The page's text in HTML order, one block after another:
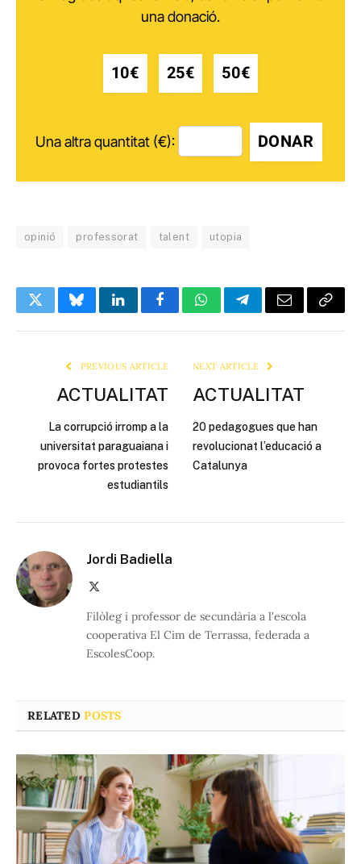
una donació.
10€ 25€ 50€
Una altra quantitat (€): DONAR
opinió professorat talent utopia
TwitterBlueskyLinkedInFacebookWhatsAppTelegramEmail Copy
PREVIOUS ARTICLE
ACTUALITAT
La corrupció irromp a la
universitat paraguaiana i
provoca fortes protestes
estudiantils
NEXT ARTICLE
ACTUALITAT
20 pedagogues que han
revolucionat l’educació a
Catalunya
Jordi Badiella
Filòleg i professor de secundària a l'escola
cooperativa El Cim de Terrassa, federada a
EscolesCoop.
RELATEDPOSTS